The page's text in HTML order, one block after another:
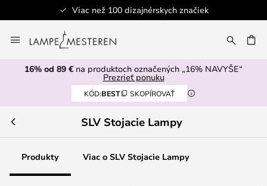
Viac než 100 dizajnérskych značiek
to
Content
16% od 89 € na produktoch označených „16% NAVYŠE“
Prezrieť ponuku
KÓD:BEST SKOPÍROVAŤ
SLV Stojacie Lampy
Produkty Viac o SLV Stojacie Lampy